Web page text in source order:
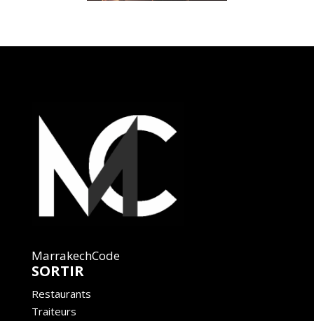
MarrakechCode
SORTIR
Restaurants
Traiteurs